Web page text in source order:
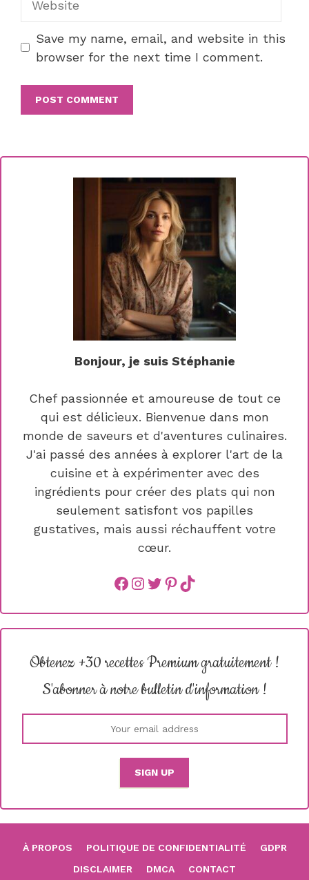
Save my name, email, and website in this
browser for the next time I comment.
Bonjour, je suis Stéphanie
Chef passionnée et amoureuse de tout ce
qui est délicieux. Bienvenue dans mon
monde de saveurs et d'aventures culinaires.
J'ai passé des années à explorer l'art de la
cuisine et à expérimenter avec des
ingrédients pour créer des plats qui non
seulement satisfont vos papilles
gustatives, mais aussi réchauffent votre
cœur.
Facebook
instagram
Twitter
Pinterest
TikTok
Obtenez +30 recettes Premium gratuitement !
S'abonner à notre bulletin d'information !
À PROPOS POLITIQUE DE CONFIDENTIALITÉ
GDPR
DISCLAIMER
DMCA CONTACT